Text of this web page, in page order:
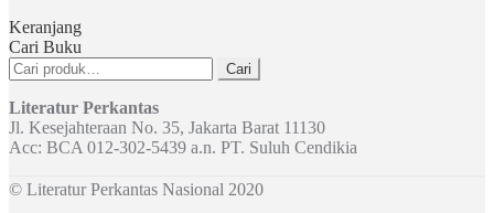
Keranjang
Cari Buku
Pencarian
untuk:
Cari
Literatur Perkantas
Jl. Kesejahteraan No. 35, Jakarta Barat 11130
Acc: BCA 012-302-5439 a.n. PT. Suluh Cendikia
© Literatur Perkantas Nasional 2020